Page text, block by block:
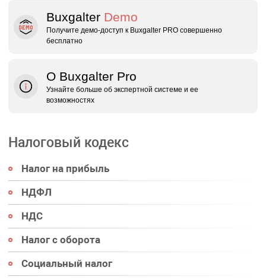
Buxgalter Demo
Получите демо‑доступ к Buxgalter PRO совершенно
бесплатно
О Buxgalter Pro
Узнайте больше об экспертной системе и ее
возможностях
Налоговый кодекс
Налог на прибыль
НДФЛ
НДС
Налог с оборота
Социальный налог